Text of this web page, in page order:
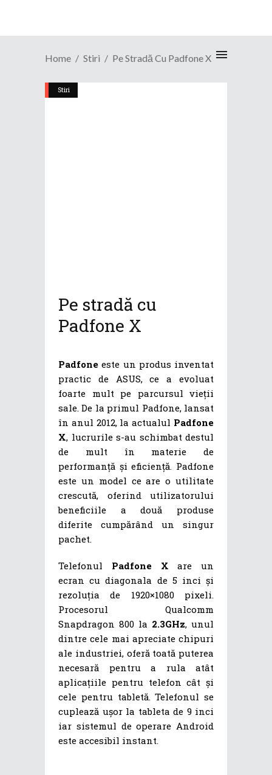
Home Stiri Pe Stradă Cu Padfone X
Stiri
Pe stradă cu
Padfone X
Padfone este un produs inventat
practic de ASUS, ce a evoluat
foarte mult pe parcursul vieții
sale. De la primul Padfone, lansat
în anul 2012, la actualul Padfone
X, lucrurile s-au schimbat destul
de mult în materie de
performanță și eficiență. Padfone
este un model ce are o utilitate
crescută, oferind utilizatorului
beneficiile a două produse
diferite cumpărând un singur
pachet.
Telefonul Padfone Xare un
ecran cu diagonala de 5 inci și
rezoluția de 1920×1080 pixeli.
Procesorul Qualcomm
Snapdragon 800 la 2.3GHz, unul
dintre cele mai apreciate chipuri
ale industriei, oferă toată puterea
necesară pentru a rula atât
aplicațiile pentru telefon cât și
cele pentru tabletă. Telefonul se
cuplează ușor la tableta de 9 inci
iar sistemul de operare Android
este accesibil instant.